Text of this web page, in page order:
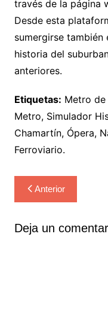
través de la página
Desde esta
sumergirse
historia del
anteriores.
Etiquetas: Metro de
Metro, Simulador
Chamartín, Ópera,
Ferroviario.
Navegación
de
entradas
Anterior
Deja un